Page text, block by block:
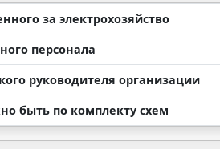
за электрохозяйство
персонала
руководителя организации
быть по комплекту схем